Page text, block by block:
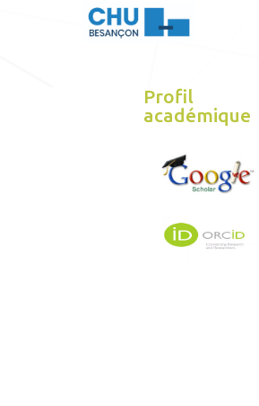
Profil
académique